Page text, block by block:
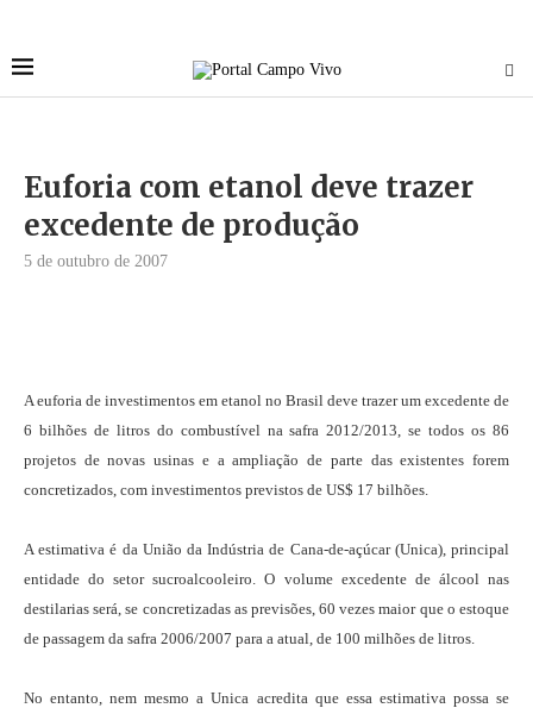
Euforia com etanol deve trazer
excedente de produção
5 de outubro de 2007
A euforia de investimentos em etanol no Brasil deve trazer um excedente de
6 bilhões de litros do combustível na safra 2012/2013, se todos os 86
projetos de novas usinas e a ampliação de parte das existentes forem
concretizados, com investimentos previstos de US$ 17 bilhões.
A estimativa é da União da Indústria de Cana-de-açúcar (Unica), principal
entidade do setor sucroalcooleiro. O volume excedente de álcool nas
destilarias será, se concretizadas as previsões, 60 vezes maior que o estoque
de passagem da safra 2006/2007 para a atual, de 100 milhões de litros.
No entanto, nem mesmo a Unica acredita que essa estimativa possa se